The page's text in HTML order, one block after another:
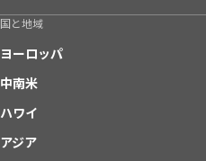
国と地域
ヨーロッパ
中南米
ハワイ
アジア